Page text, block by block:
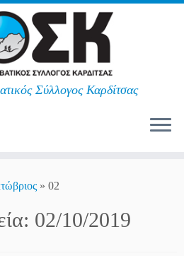
Σύλλογος Καρδίτσας
» 02
02/10/2019